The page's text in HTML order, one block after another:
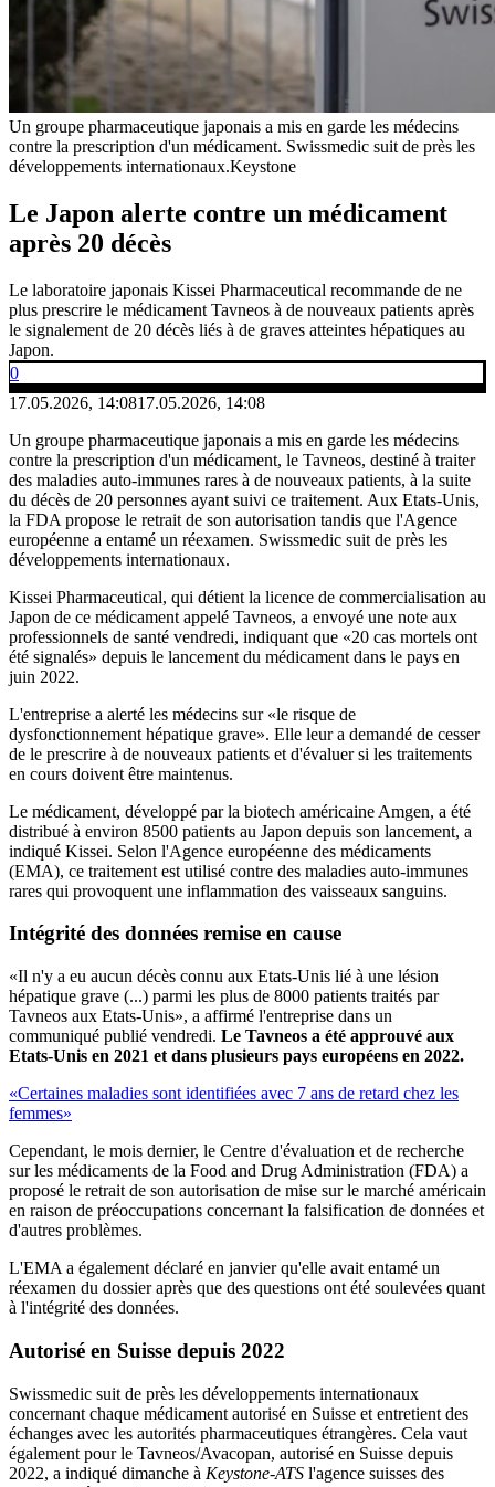
Un groupe pharmaceutique japonais a mis en garde les médecins
contre la prescription d'un médicament. Swissmedic suit de près les
développements internationaux.Keystone
Le Japon alerte contre un médicament
après 20 décès
Le laboratoire japonais Kissei Pharmaceutical recommande de ne
plus prescrire le médicament Tavneos à de nouveaux patients après
le signalement de 20 décès liés à de graves atteintes hépatiques au
Japon.
0
17.05.2026, 14:0817.05.2026, 14:08
Un groupe pharmaceutique japonais a mis en garde les médecins
contre la prescription d'un médicament, le Tavneos, destiné à traiter
des maladies auto-immunes rares à de nouveaux patients, à la suite
du décès de 20 personnes ayant suivi ce traitement. Aux Etats-Unis,
la FDA propose le retrait de son autorisation tandis que l'Agence
européenne a entamé un réexamen. Swissmedic suit de près les
développements internationaux.
Kissei Pharmaceutical, qui détient la licence de commercialisation au
Japon de ce médicament appelé Tavneos, a envoyé une note aux
professionnels de santé vendredi, indiquant que «20 cas mortels ont
été signalés» depuis le lancement du médicament dans le pays en
juin 2022.
L'entreprise a alerté les médecins sur «le risque de
dysfonctionnement hépatique grave». Elle leur a demandé de cesser
de le prescrire à de nouveaux patients et d'évaluer si les traitements
en cours doivent être maintenus.
Le médicament, développé par la biotech américaine Amgen, a été
distribué à environ 8500 patients au Japon depuis son lancement, a
indiqué Kissei. Selon l'Agence européenne des médicaments
(EMA), ce traitement est utilisé contre des maladies auto-immunes
rares qui provoquent une inflammation des vaisseaux sanguins.
Intégrité des données remise en cause
«Il n'y a eu aucun décès connu aux Etats-Unis lié à une lésion
hépatique grave (...) parmi les plus de 8000 patients traités par
Tavneos aux Etats-Unis», a affirmé l'entreprise dans un
communiqué publié vendredi. Le Tavneos a été approuvé aux
Etats-Unis en 2021 et dans plusieurs pays européens en 2022.
«Certaines maladies sont identifiées avec 7 ans de retard chez les
femmes»
Cependant, le mois dernier, le Centre d'évaluation et de recherche
sur les médicaments de la Food and Drug Administration (FDA) a
proposé le retrait de son autorisation de mise sur le marché américain
en raison de préoccupations concernant la falsification de données et
d'autres problèmes.
L'EMA a également déclaré en janvier qu'elle avait entamé un
réexamen du dossier après que des questions ont été soulevées quant
à l'intégrité des données.
Autorisé en Suisse depuis 2022
Swissmedic suit de près les développements internationaux
concernant chaque médicament autorisé en Suisse et entretient des
échanges avec les autorités pharmaceutiques étrangères. Cela vaut
également pour le Tavneos/Avacopan, autorisé en Suisse depuis
2022, a indiqué dimanche à Keystone-ATS l'agence suisses des